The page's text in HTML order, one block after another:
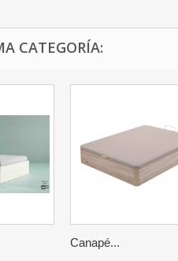
CATEGORÍA:
Canapé...